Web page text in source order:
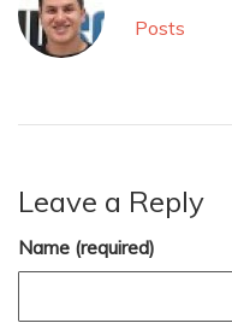
Posts
Leave a Reply
Name (required)